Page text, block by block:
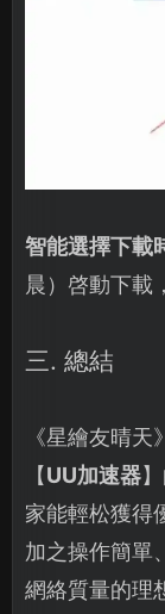
智能選擇下載
晨）啓動下載
三. 總結
《星繪友晴
【UU加速器
家能輕松獲得
加之操作簡單
網絡質量的理